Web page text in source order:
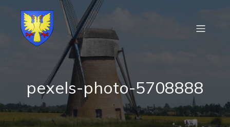
pexels-photo-5708888